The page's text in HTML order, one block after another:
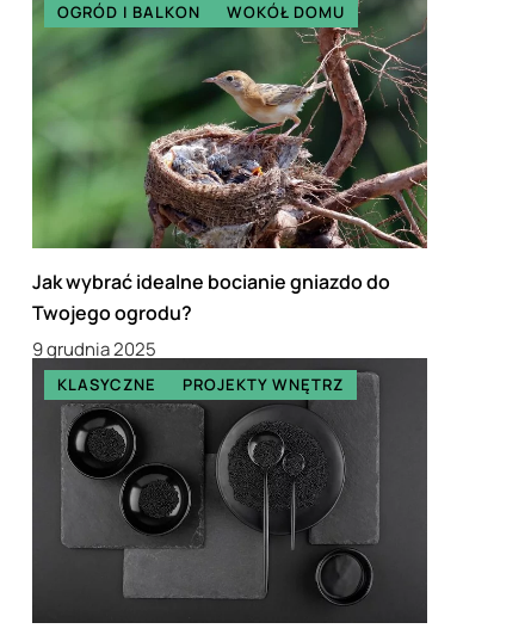
OGRÓD I BALKON WOKÓŁ DOMU
Jak wybrać idealne bocianie gniazdo do
Twojego ogrodu?
9 grudnia 2025
KLASYCZNE PROJEKTY WNĘTRZ